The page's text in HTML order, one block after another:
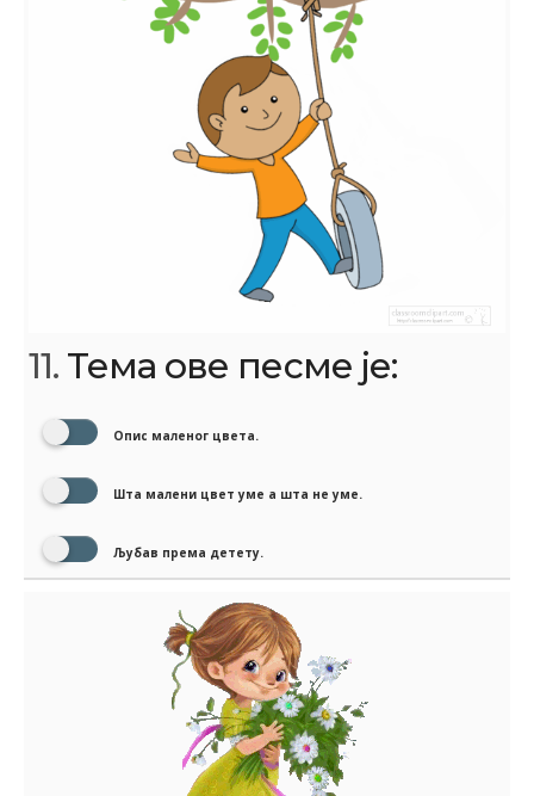
11. Тема ове песме је:
Опис маленог цвета.
Шта малени цвет уме а шта не уме.
Љубав према детету.